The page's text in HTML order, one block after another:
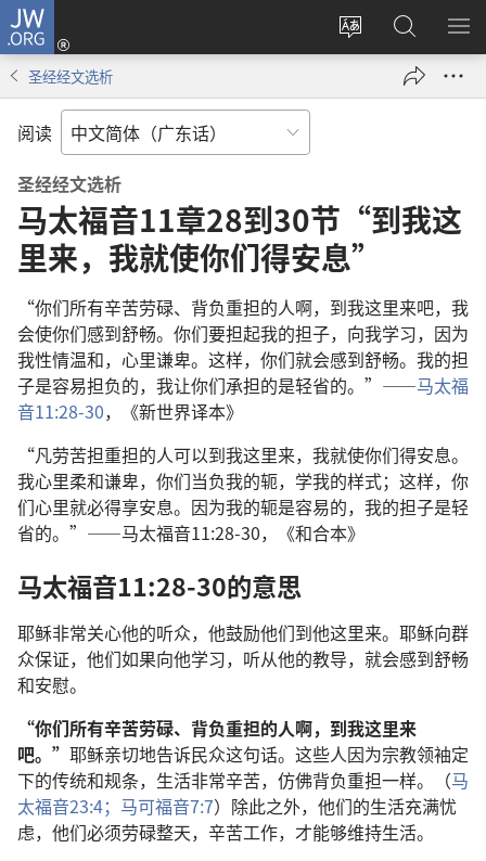
JW.ORG
更
登
录
（打
搜
索
JW.ORG
显
圣经经文选析
阅读
圣经经文选析
马太福音11章28到30节“到我这
里来，我就使你们得安息”
“你们所有辛苦劳碌、背负重担的人啊，到我这里来吧，我
会使你们感到舒畅。你们要担起我的担子，向我学习，因为
我性情温和，心里谦卑。这样，你们就会感到舒畅。我的担
子是容易担负的，我让你们承担的是轻省的。”——马太福
音11:28-30，《新世界译本》
“凡劳苦担重担的人可以到我这里来，我就使你们得安息。
我心里柔和谦卑，你们当负我的轭，学我的样式；这样，你
们心里就必得享安息。因为我的轭是容易的，我的担子是轻
省的。”——马太福音11:28-30，《和合本》
马太福音11:28-30的意思
耶稣非常关心他的听众，他鼓励他们到他这里来。耶稣向群
众保证，他们如果向他学习，听从他的教导，就会感到舒畅
和安慰。
“你们所有辛苦劳碌、背负重担的人啊，到我这里来
吧。” 耶稣亲切地告诉民众这句话。这些人因为宗教领袖定
下的传统和规条，生活非常辛苦，仿佛背负重担一样。（马
太福音23:4； 马可福音7:7）除此之外，他们的生活充满忧
虑，他们必须劳碌整天，辛苦工作，才能够维持生活。